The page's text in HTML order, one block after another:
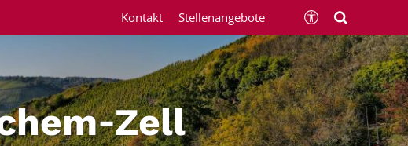
Kontakt Stellenangebote